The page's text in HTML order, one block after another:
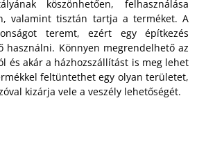
köszönhetően, felhasználása
valamint tisztán tartja a terméket. A
teremt, ezért egy építkezés
használni. Könnyen megrendelhető az
és akár a házhozszállítást is meg lehet
feltüntethet egy olyan területet,
kizárja vele a veszély lehetőségét.